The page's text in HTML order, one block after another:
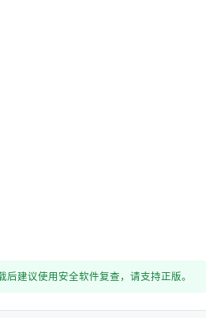
建议使用安全软件复查，请支持正版。